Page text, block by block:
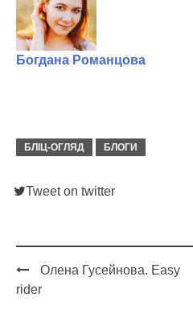
Богдана Романцова
БЛІЦ-ОГЛЯД БЛОГИ
Tweet on twitter
Post
Олена Гусейнова. Easy
rider